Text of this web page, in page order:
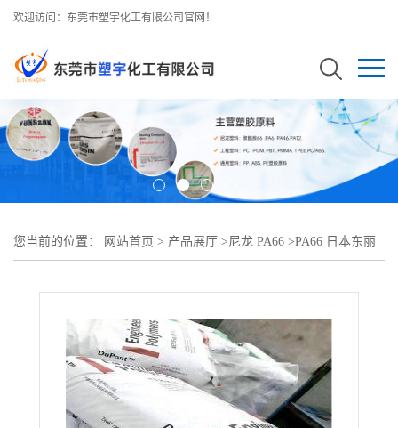
欢迎访问：东莞市塑宇化工有限公司官网！
您当前的位置： 网站首页 > 产品展厅 >尼龙 PA66 >PA66 日本东丽